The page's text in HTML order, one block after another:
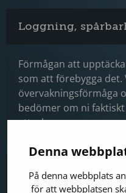
Denna
På denna webbplats
för att webbplatsen
Loggning,
Förmågan att
som att förebygga det.
övervakningsförmåga
bedömer om ni
attack.
Processer,